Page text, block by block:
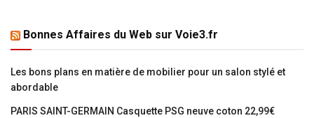
Bonnes Affaires du Web sur Voie3.fr
Les bons plans en matière de mobilier pour un salon stylé et
abordable
PARIS SAINT-GERMAIN Casquette PSG neuve coton 22,99€